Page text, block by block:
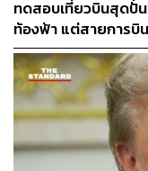
ทดสอบเที่ยวบินสุดปั่น
ท้องฟ้า แต่สายการบิ